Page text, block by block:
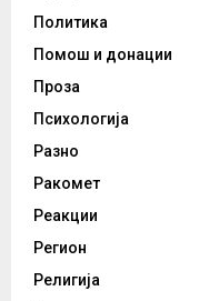
Политика
Помош и донации
Проза
Психологија
Разно
Ракомет
Реакции
Регион
Религија